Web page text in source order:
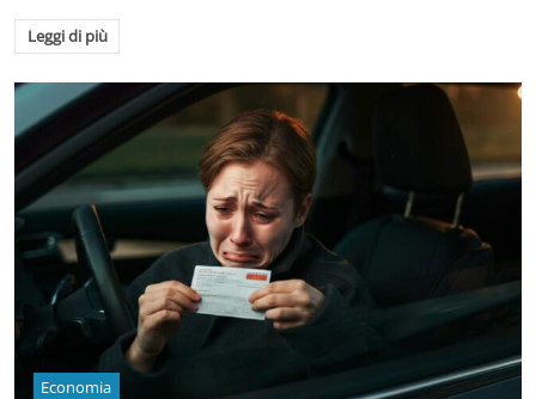
Leggi di più
Economia